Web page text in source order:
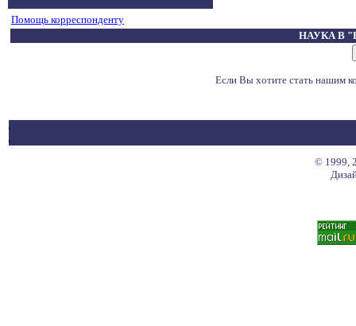
Помощь корреспонденту
НАУКА В
Если Вы хотите стать нашим
© 1999,